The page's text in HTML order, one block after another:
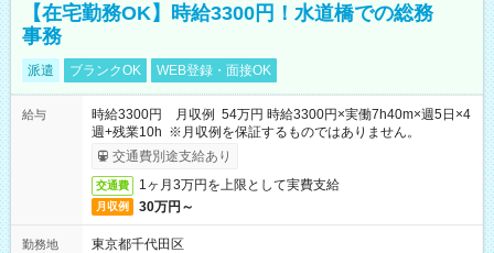
【在宅勤務OK】時給3300円！水道橋での総務
事務
派遣 ブランクOK WEB登録・面接OK
給与
時給3300円 月収例 54万円 時給3300円×実働7h40m×週5日×4
週+残業10h ※月収例を保証するものではありません。
交通費別途支給あり
交通費 1ヶ月3万円を上限として実費支給
月収例 30万円～
勤務地
東京都千代田区